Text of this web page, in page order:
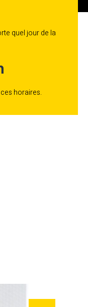
quel jour de la
horaires.